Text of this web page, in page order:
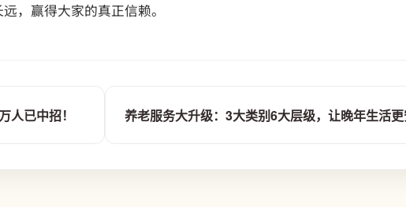
，赢得大家的真正信赖。
人已中招！